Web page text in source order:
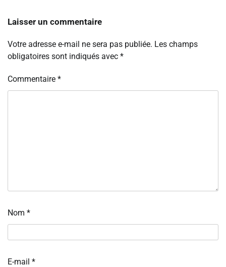
Laisser un commentaire
Votre adresse e-mail ne sera pas publiée. Les champs
obligatoires sont indiqués avec *
Commentaire *
Nom *
E-mail *